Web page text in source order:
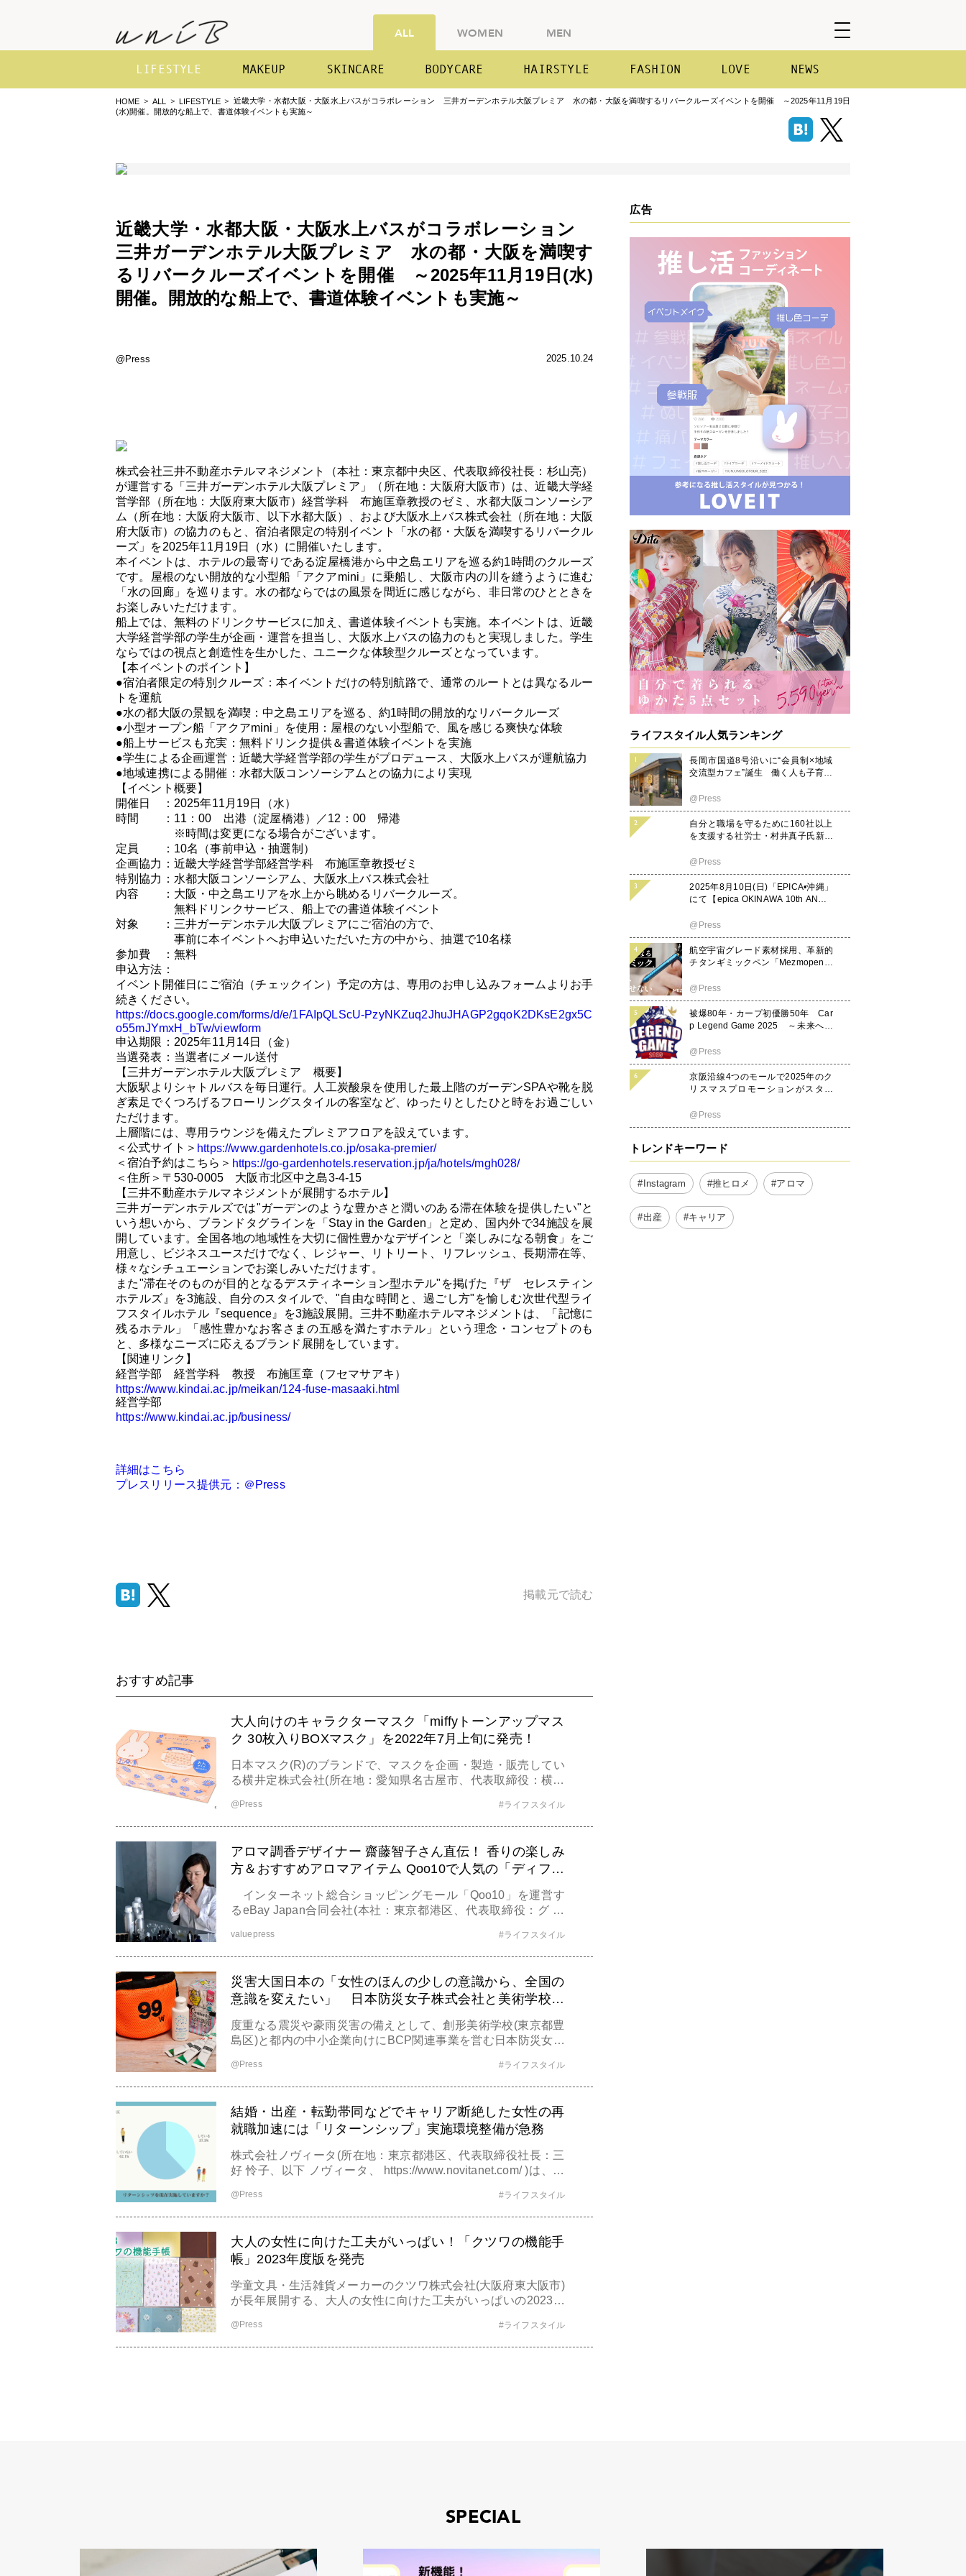
ALL WOMEN MEN
LIFESTYLE MAKEUP SKINCARE BODYCARE HAIRSTYLE FASHION LOVE NEWS
HOME ALL LIFESTYLE
近畿大学・水都大阪・大阪水上バスがコラボレーション 三井ガーデンホテル大阪プレミア 水の都・大阪を満喫するリバークルーズイベントを開催 ～2025年11月19日
(水)開催。開放的な船上で、書道体験イベントも実施～
近畿大学・水都大阪・大阪水上バスがコラボレーション
三井ガーデンホテル大阪プレミア 水の都・大阪を満喫す
るリバークルーズイベントを開催 ～2025年11月19日(水)
開催。開放的な船上で、書道体験イベントも実施～
@Press 2025.10.24
株式会社三井不動産ホテルマネジメント（本社：東京都中央区、代表取締役社長：杉山亮）
が運営する「三井ガーデンホテル大阪プレミア」（所在地：大阪府大阪市）は、近畿大学経
営学部（所在地：大阪府東大阪市）経営学科 布施匡章教授のゼミ、水都大阪コンソーシア
ム（所在地：大阪府大阪市、以下水都大阪）、および大阪水上バス株式会社（所在地：大阪
府大阪市）の協力のもと、宿泊者限定の特別イベント「水の都・大阪を満喫するリバークル
ーズ」を2025年11月19日（水）に開催いたします。
本イベントは、ホテルの最寄りである淀屋橋港から中之島エリアを巡る約1時間のクルーズ
です。屋根のない開放的な小型船「アクアmini」に乗船し、大阪市内の川を縫うように進む
「水の回廊」を巡ります。水の都ならではの風景を間近に感じながら、非日常のひとときを
お楽しみいただけます。
船上では、無料のドリンクサービスに加え、書道体験イベントも実施。本イベントは、近畿
大学経営学部の学生が企画・運営を担当し、大阪水上バスの協力のもと実現しました。学生
ならではの視点と創造性を生かした、ユニークな体験型クルーズとなっています。
【本イベントのポイント】
●宿泊者限定の特別クルーズ：本イベントだけの特別航路で、通常のルートとは異なるルー
トを運航
●水の都大阪の景観を満喫：中之島エリアを巡る、約1時間の開放的なリバークルーズ
●小型オープン船「アクアmini」を使用：屋根のない小型船で、風を感じる爽快な体験
●船上サービスも充実：無料ドリンク提供＆書道体験イベントを実施
●学生による企画運営：近畿大学経営学部の学生がプロデュース、大阪水上バスが運航協力
●地域連携による開催：水都大阪コンソーシアムとの協力により実現
【イベント概要】
開催日 ：2025年11月19日（水）
時間 ：11：00 出港（淀屋橋港）／12：00 帰港
※時間は変更になる場合がございます。
定員 ：10名（事前申込・抽選制）
企画協力：近畿大学経営学部経営学科 布施匡章教授ゼミ
特別協力：水都大阪コンソーシアム、大阪水上バス株式会社
内容 ：大阪・中之島エリアを水上から眺めるリバークルーズ。
無料ドリンクサービス、船上での書道体験イベント
対象 ：三井ガーデンホテル大阪プレミアにご宿泊の方で、
事前に本イベントへお申込いただいた方の中から、抽選で10名様
参加費 ：無料
申込方法：
イベント開催日にご宿泊（チェックイン）予定の方は、専用のお申し込みフォームよりお手
続きください。
https://docs.google.com/forms/d/e/1FAIpQLScU-PzyNKZuq2JhuJHAGP2gqoK2DKsE2gx5C
o55mJYmxH_bTw/viewform
申込期限：2025年11月14日（金）
当選発表：当選者にメール送付
【三井ガーデンホテル大阪プレミア 概要】
大阪駅よりシャトルバスを毎日運行。人工炭酸泉を使用した最上階のガーデンSPAや靴を脱
ぎ素足でくつろげるフローリングスタイルの客室など、ゆったりとしたひと時をお過ごしい
ただけます。
上層階には、専用ラウンジを備えたプレミアフロアを設えています。
＜公式サイト＞ https://www.gardenhotels.co.jp/osaka-premier/
＜宿泊予約はこちら＞ https://go-gardenhotels.reservation.jp/ja/hotels/mgh028/
＜住所＞〒530-0005 大阪市北区中之島3-4-15
【三井不動産ホテルマネジメントが展開するホテル】
三井ガーデンホテルズでは"ガーデンのような豊かさと潤いのある滞在体験を提供したい"と
いう想いから、ブランドタグラインを「Stay in the Garden」と定め、国内外で34施設を展
開しています。全国各地の地域性を大切に個性豊かなデザインと「楽しみになる朝食」をご
用意し、ビジネスユースだけでなく、レジャー、リトリート、リフレッシュ、長期滞在等、
様々なシチュエーションでお楽しみいただけます。
また"滞在そのものが目的となるデスティネーション型ホテル"を掲げた『ザ セレスティン
ホテルズ』を3施設、自分のスタイルで、"自由な時間と、過ごし方"を愉しむ次世代型ライ
フスタイルホテル『sequence』を3施設展開。三井不動産ホテルマネジメントは、「記憶に
残るホテル」「感性豊かなお客さまの五感を満たすホテル」という理念・コンセプトのも
と、多様なニーズに応えるブランド展開をしています。
【関連リンク】
経営学部 経営学科 教授 布施匡章（フセマサアキ）
https://www.kindai.ac.jp/meikan/124-fuse-masaaki.html
経営学部
https://www.kindai.ac.jp/business/
詳細はこちら
プレスリリース提供元：＠Press
掲載元で読む
おすすめ記事
大人向けのキャラクターマスク「miffyトーンアップマス
ク 30枚入りBOXマスク」を2022年7月上旬に発売！
日本マスク(R)のブランドで、マスクを企画・製造・販売してい
る横井定株式会社(所在地：愛知県名古屋市、代表取締役：横井
スク 30枚入りBOXマスク」を2022年7月上旬より販売を開始い
たします。 外箱全体 カラーマスク×ミッフィーデザインが特徴
@Press #ライフスタイル
アロマ調香デザイナー 齋藤智子さん直伝！ 香りの楽しみ
方＆おすすめアロマアイテム Qoo10で人気の「ディフュ
インターネット総合ショッピングモール「Qoo10」を運営す
るeBay Japan合同会社(本社：東京都港区、代表取締役：グ ジ
ナーの齋藤智子さんにお話を伺い、Qoo10で購入可能なおすす
めのアロマアイテムや初心者でも始めやすいお部屋での香りの
valuepress #ライフスタイル
災害大国日本の「女性のほんの少しの意識から、全国の
意識を変えたい」 日本防災女子株式会社と美術学校の
生徒による女性防災セット99販売開始！
度重なる震災や豪雨災害の備えとして、創形美術学校(東京都豊
島区)と都内の中小企業向けにBCP関連事業を営む日本防災女子
ザインした防災グッズ収納袋に入った、女性目線で備える防災
グッズの販売を2022年7月25日(月)に開始します。 女性防災3点
@Press #ライフスタイル
結婚・出産・転勤帯同などでキャリア断絶した女性の再
就職加速には「リターンシップ」実施環境整備が急務
株式会社ノヴィータ(所在地：東京都港区、代表取締役社長：三
好 怜子、以下 ノヴィータ、 https://www.novitanet.com/ )は、職
る「個人(職歴にブランクがある女性)側」それぞれに調査を実
施。調査の結果をもとに、リターンシッププログラムを活用し
@Press #ライフスタイル
大人の女性に向けた工夫がいっぱい！「クツワの機能手
帳」2023年度版を発売
学童文具・生活雑貨メーカーのクツワ株式会社(大阪府東大阪市)
が長年展開する、大人の女性に向けた工夫がいっぱいの2023年
ツワ手帳」 忙しい毎日を過ごす大人の女性は、ライフスタイル
も様々です。 1人でも多くの女性に、ぴったりと感じてもらえ
@Press #ライフスタイル
広告
ライフスタイル人気ランキング
長岡市国道8号沿いに“会員制×地域
交流型カフェ”誕生 働く人も子育て
ヒー」
@Press
自分と職場を守るために160社以上
を支援する社労士・村井真子氏新刊
ツ』（アルク）9月22日発売
@Press
2025年8月10日(日)「EPICA•沖縄」
にて【epica OKINAWA 10th ANNIV
ld "369ノ3" 全国ツアー FINAL】同時
開催決定！！
@Press
航空宇宙グレード素材採用、革新的
チタンギミックペン「Mezmopen」
@Press
被爆80年・カープ初優勝50年 Car
p Legend Game 2025 ～未来へつ
に～ 広島テレビ＆中国新聞社 特別
事業 チケット＆ユニフォーム情報
解禁！8月19日(火)から販売開始！
@Press
京阪沿線4つのモールで2025年のク
リスマスプロモーションがスター
@Press
トレンドキーワード
#Instagram #推ヒロメ #アロマ
#出産 #キャリア
SPECIAL